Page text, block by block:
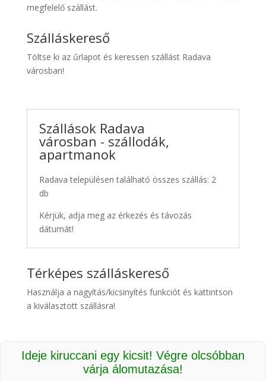
Transzfer
Kiwi
Taxi
megfelelő szállást.
Szálláskereső
Töltse ki az űrlapot és keressen szállást Radava
városban!
Szállások Radava
városban - szállodák,
apartmanok
Radava településen található összes szállás: 2
db
Kérjük, adja meg az érkezés és távozás
dátumát!
Térképes szálláskereső
Használja a nagyítás/kicsinyítés funkciót és kattintson
a kiválasztott szállásra!
Ideje kiruccani egy kicsit! Végre olcsóbban
várja álomutazása!